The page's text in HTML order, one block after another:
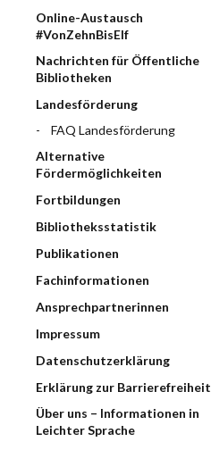
Online-Austausch
#VonZehnBisElf
Nachrichten für Öffentliche
Bibliotheken
Landesförderung
FAQ Landesförderung
Alternative
Fördermöglichkeiten
Fortbildungen
Bibliotheksstatistik
Publikationen
Fachinformationen
Ansprechpartnerinnen
Impressum
Datenschutzerklärung
Erklärung zur Barrierefreiheit
Über uns – Informationen in
Leichter Sprache